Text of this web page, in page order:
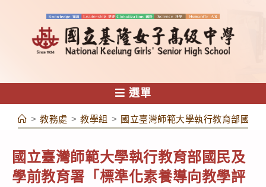
容
選單
> 教務處 > 教學組 > 國立臺灣師範大學執行教育部國民
國立臺灣師範大學執行教育部國民及
學前教育署「標準化素養導向教學評